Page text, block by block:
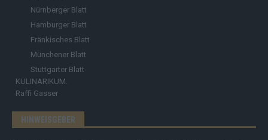
Nürnberger Blatt
Hamburger Blatt
Fränkisches Blatt
Münchener Blatt
Stuttgarter Blatt
KULINARIKUM.
Raffi Gasser
HINWEISGEBER